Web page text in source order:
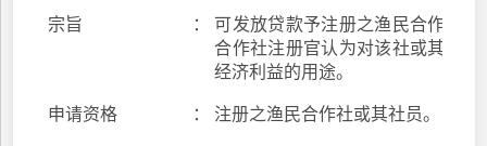
宗旨 ：
可发放贷款予注册之渔民合作社或
合作社注册官认为对该社或其个别
经济利益的用途。
申请资格 ： 注册之渔民合作社或其社员。